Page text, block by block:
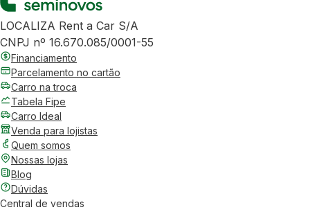
LOCALIZA Rent a Car S/A
CNPJ nº 16.670.085/0001-55
Financiamento
Parcelamento no cartão
Carro na troca
Tabela Fipe
Carro Ideal
Venda para lojistas
Quem somos
Nossas lojas
Blog
Dúvidas
Central de vendas